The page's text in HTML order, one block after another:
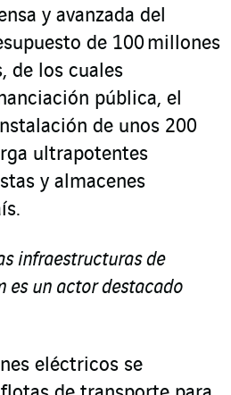
y avanzada del
de 100 millones
de los cuales
pública, el
de unos 200
ultrapotentes
y almacenes
infraestructuras de
es un actor destacado
eléctricos se